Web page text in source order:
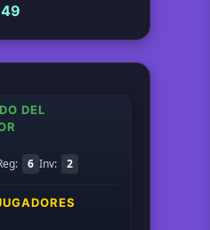
DEL
6 Inv: 2